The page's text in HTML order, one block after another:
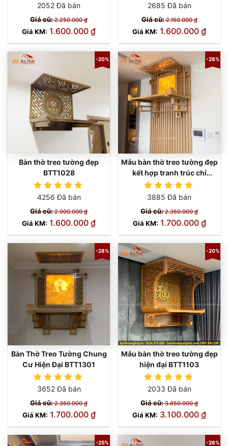
2052 Đã bán
Giá cũ:2.250.000 ₫
Giá KM: 1.600.000 ₫
2685 Đã bán
Giá cũ:2.150.000 ₫
Giá KM: 1.600.000 ₫
-20%
Bàn thờ treo tường đẹp
BTT1028
4256 Đã bán
Giá cũ:2.000.000 ₫
Giá KM: 1.600.000 ₫
-28%
Mẫu bàn thờ treo tường đẹp
kết hợp tranh trúc chỉ
BTT1025
3885 Đã bán
Giá cũ:2.350.000 ₫
Giá KM: 1.700.000 ₫
-28%
Bàn Thờ Treo Tường Chung
Cư Hiện Đại BTT1301
3652 Đã bán
Giá cũ:2.350.000 ₫
Giá KM: 1.700.000 ₫
-20%
Mẫu bàn thờ treo tường đẹp
hiện đại BTT1103
2033 Đã bán
Giá cũ:3.850.000 ₫
Giá KM: 3.100.000 ₫
-25% -26%